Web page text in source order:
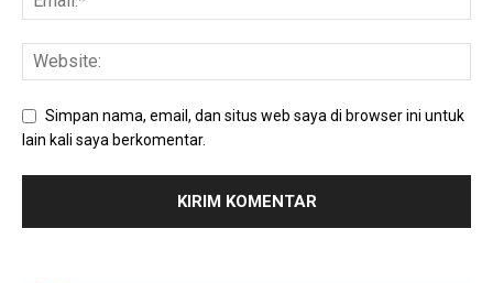
Simpan nama, email, dan situs web saya di browser ini untuk
lain kali saya berkomentar.